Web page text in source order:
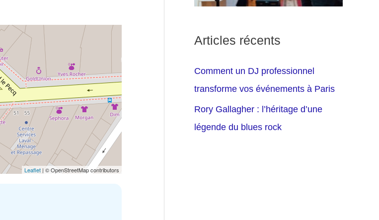
Leaflet | © OpenStreetMap contributors
Articles récents
Comment un DJ professionnel
transforme vos événements à Paris
Rory Gallagher : l’héritage d’une
légende du blues rock